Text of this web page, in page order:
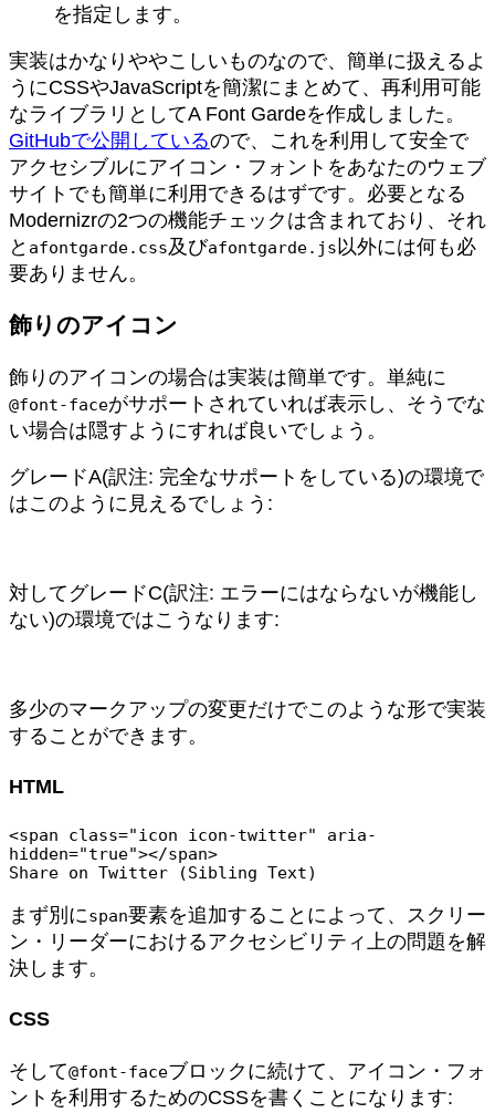
を指定します。
実装はかなりややこしいものなので、簡単に扱えるよ
うにCSSやJavaScriptを簡潔にまとめて、再利用可能
なライブラリとしてA Font Gardeを作成しました。
GitHubで公開しているので、これを利用して安全で
アクセシブルにアイコン・フォントをあなたのウェブ
サイトでも簡単に利用できるはずです。必要となる
Modernizrの2つの機能チェックは含まれており、それ
と afontgarde.css及びafontgarde.js 以外には何も必
要ありません。
飾りのアイコン
飾りのアイコンの場合は実装は簡単です。単純に
@font-faceがサポートされていれば表示し、そうでな
い場合は隠すようにすれば良いでしょう。
グレードA(訳注: 完全なサポートをしている)の環境で
はこのように見えるでしょう:
対してグレードC(訳注: エラーにはならないが機能し
ない)の環境ではこうなります:
多少のマークアップの変更だけでこのような形で実装
することができます。
HTML
<span class="icon icon-twitter" aria-
hidden="true"></span>
まず別にspan要素を追加することによって、スクリー
ン・リーダーにおけるアクセシビリティ上の問題を解
決します。
CSS
そして@font-faceブロックに続けて、アイコン・フォ
ントを利用するためのCSSを書くことになります: